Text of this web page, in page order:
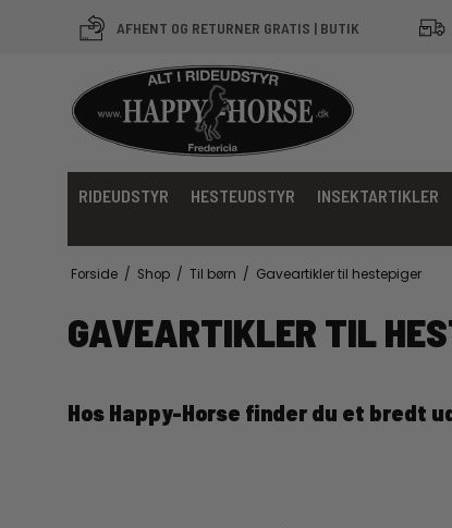
AFHENT OG RETURNER GRATIS | BUTIK
RIDEUDSTYR HESTEUDSTYR INSEKTARTIKLER
Forside / Shop / Til børn / Gaveartikler til hestepiger
GAVEARTIKLER TIL
Hos Happy-Horse finder du et bredt